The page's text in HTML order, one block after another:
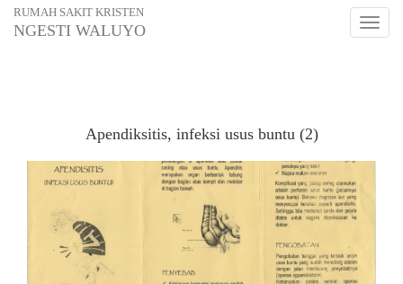
Toggle
RUMAH SAKIT KRISTEN
NGESTI WALUYO
Apendiksitis, infeksi usus buntu (2)